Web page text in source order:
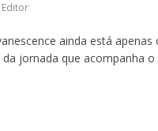
Editor
ainda está apenas
jornada que acompanha